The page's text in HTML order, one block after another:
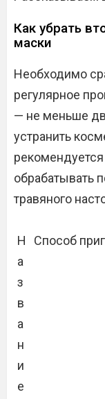
Как убрать
маски
Необходимо
регулярное
— не меньше
устранить
рекомендуется
обрабатывать
травяного
Н
а
з
в
а
н
и
е
Способ